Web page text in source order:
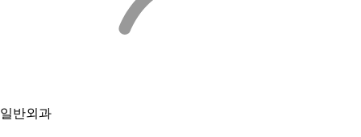
일반외과